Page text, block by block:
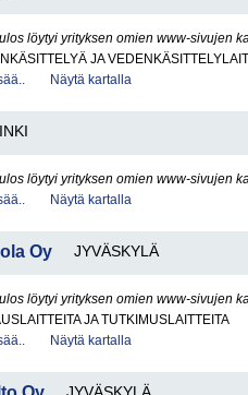
löytyi yrityksen omien www-sivujen
JA
Näytä kartalla
löytyi yrityksen omien www-sivujen
Näytä kartalla
Oy JYVÄSKYLÄ
löytyi yrityksen omien www-sivujen
JA TUTKIMUSLAITTEITA
Näytä kartalla